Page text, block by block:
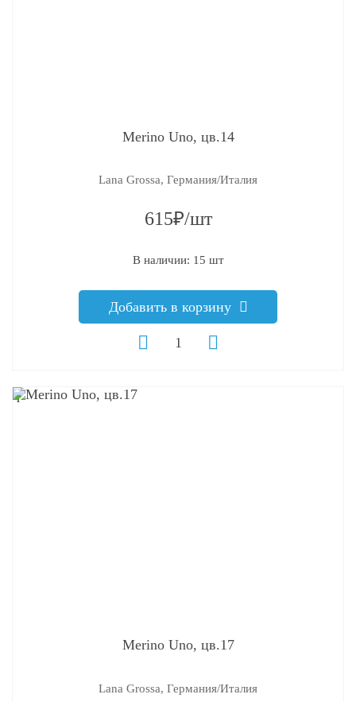
Merino Uno, цв.14
Lana Grossa, Германия/Италия
615₽/шт
В наличии: 15 шт
Добавить в корзину
q
Merino Uno, цв.17
Lana Grossa, Германия/Италия